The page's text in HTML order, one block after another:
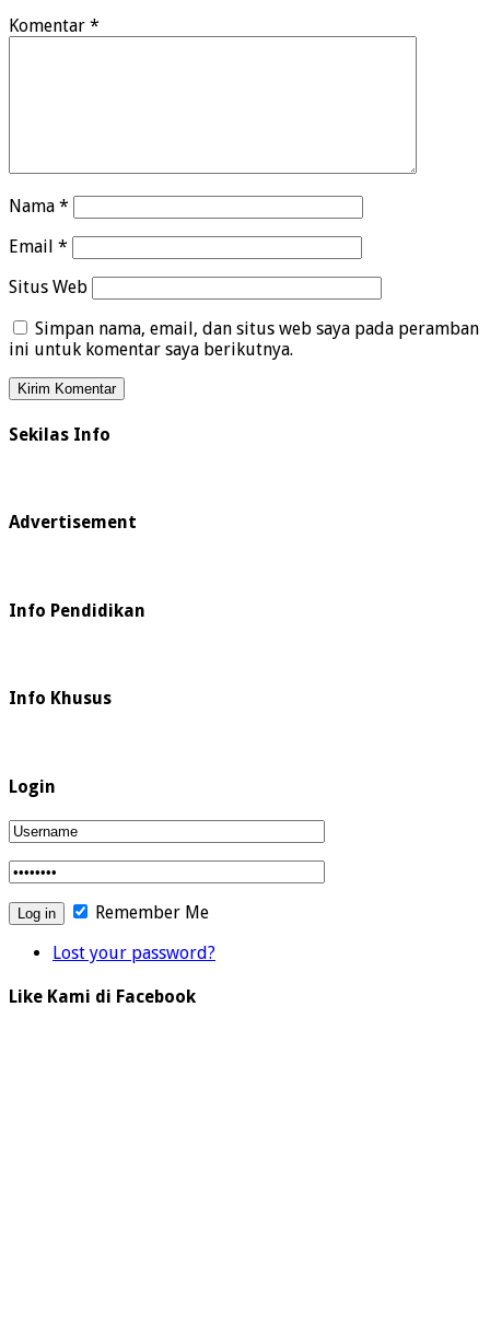
Komentar *
Nama *
Email *
Situs Web
Simpan nama, email, dan situs web saya pada peramban
ini untuk komentar saya berikutnya.
Sekilas Info
Advertisement
Info Pendidikan
Info Khusus
Login
Remember Me
Lost your password?
Like Kami di Facebook